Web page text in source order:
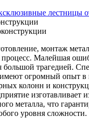
лестницы
монтаж
процесс. Малейшая
большой трагедией.
огромный опыт в
колонн и
изготавливает
металла, что
уровня сложности.